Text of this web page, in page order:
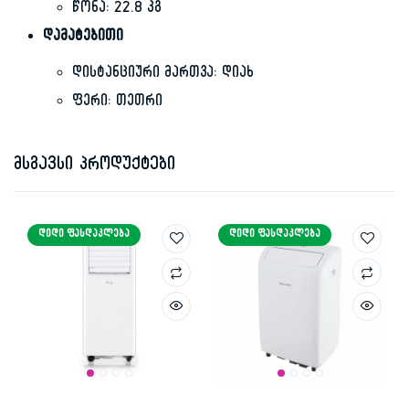
წონა: 22.8 კგ
დამატებითი
დისტანციური მართვა: დიახ
ფერი: თეთრი
მსგავსი პროდუქტები
ᲓᲘᲓᲘ ᲤᲐᲡᲓᲐᲙᲚᲔᲑᲐ ᲓᲘᲓᲘ ᲤᲐᲡᲓᲐᲙᲚᲔᲑᲐ